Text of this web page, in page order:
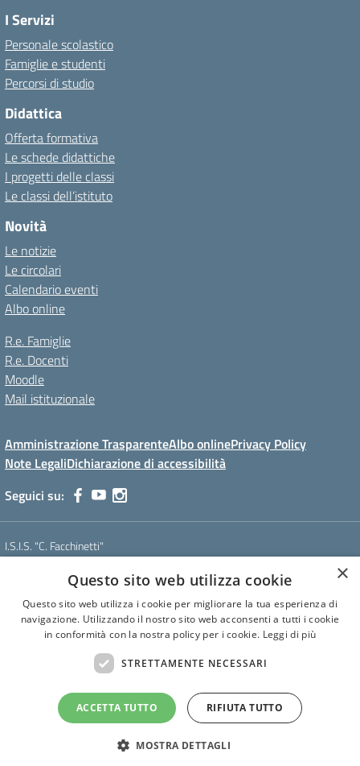
I Servizi
Personale scolastico
Famiglie e studenti
Percorsi di studio
Didattica
Offerta formativa
Le schede didattiche
I progetti delle classi
Le classi dell’istituto
Novità
Le notizie
Le circolari
Calendario eventi
Albo online
R.e. Famiglie
R.e. Docenti
Moodle
Mail istituzionale
Amministrazione TrasparenteAlbo onlinePrivacy Policy
Note LegaliDichiarazione di accessibilità
Seguici su:
I.S.I.S. "C. Facchinetti"
Tel. 0331 635718 - E-mail: vais01900e@istruzione.it - Pec:
vais01900e@pec.istruzione.it
Codice meccanografico: VAIS01900E
Codice Fiscale: 81009250127
Concept & Design by Designers Italia
×
Questo sito web utilizza cookie
Questo sito web utilizza i cookie per migliorare la tua esperienza di
navigazione. Utilizzando il nostro sito web acconsenti a tutti i cookie
in conformità con la nostra policy per i cookie. Leggi di più
STRETTAMENTE NECESSARI
ACCETTA TUTTO RIFIUTA TUTTO
MOSTRA DETTAGLI